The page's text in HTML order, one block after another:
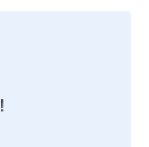
i
om